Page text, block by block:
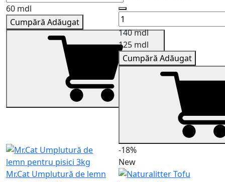
60 mdl
Cumpără Adăugat
140 mdl
125 mdl
Cumpără Adăugat
Mr.Cat Umplutură de lemn
-18%
New